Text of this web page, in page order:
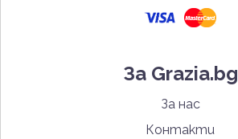
За Grazia.bg
За нас
Контакти